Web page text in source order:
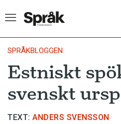
Hem
Artiklar
Krönikor
SPRÅKBLOGGEN
Estniskt
svenskt
TEXT: ANDERS SVENSSON